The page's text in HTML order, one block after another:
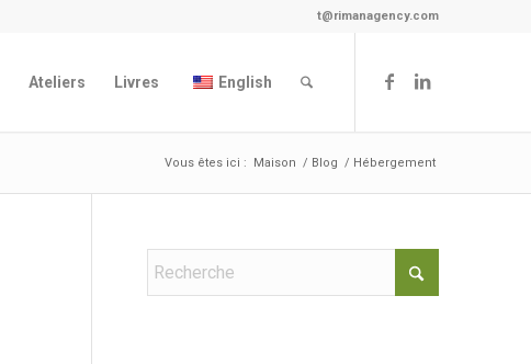
t@rimanagency.com
Ateliers Livres English
Vous êtes ici : Maison / Blog / Hébergement